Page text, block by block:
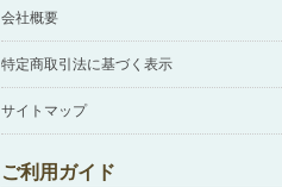
会社概要
特定商取引法に基づく表示
サイトマップ
ご利用ガイド